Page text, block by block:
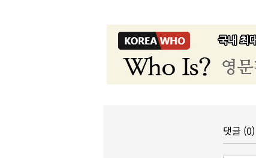
댓글 (0)